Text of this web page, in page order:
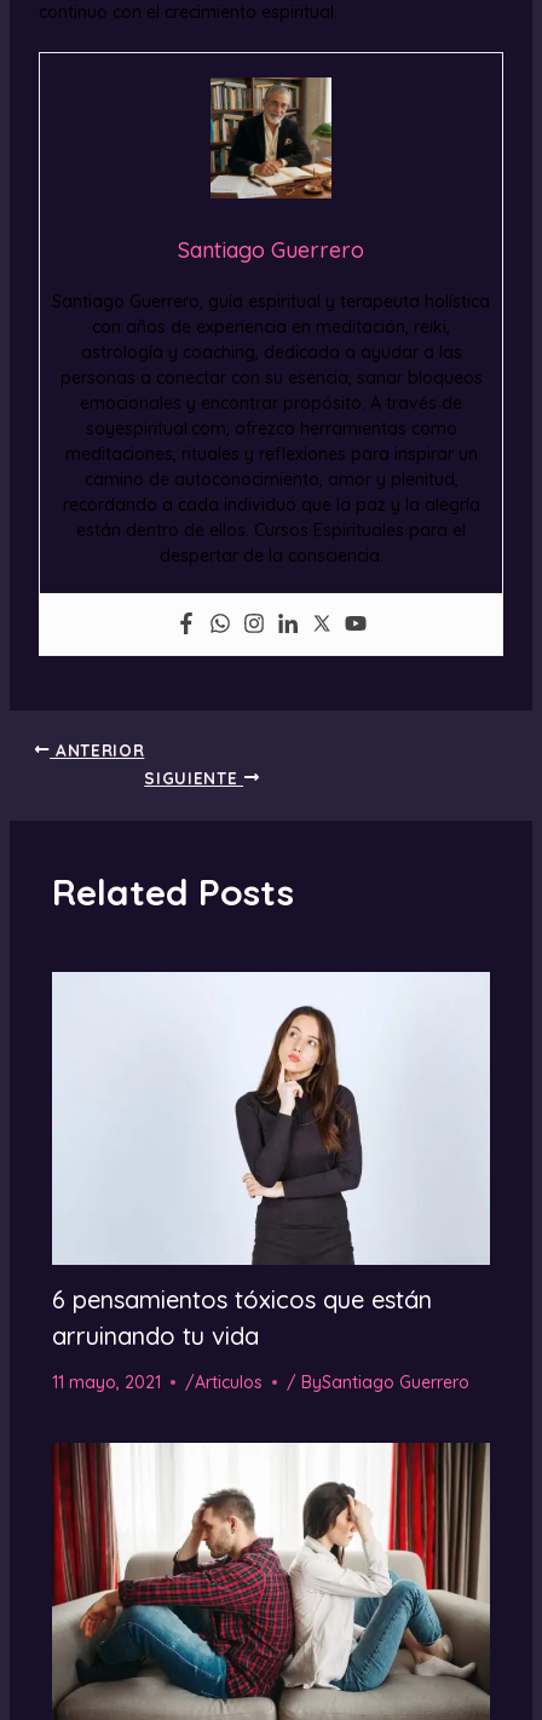
continuo con el crecimiento espiritual.
Santiago Guerrero
Santiago Guerrero, guía espiritual y terapeuta holística
con años de experiencia en meditación, reiki,
astrología y coaching, dedicada a ayudar a las
personas a conectar con su esencia, sanar bloqueos
emocionales y encontrar propósito. A través de
soyespiritual.com, ofrezco herramientas como
meditaciones, rituales y reflexiones para inspirar un
camino de autoconocimiento, amor y plenitud,
recordando a cada individuo que la paz y la alegría
están dentro de ellos. Cursos Espirituales para el
despertar de la consciencia.
ANTERIOR
SIGUIENTE
Related Posts
6 pensamientos tóxicos que están
arruinando tu vida
11 mayo, 2021 /Articulos / BySantiago Guerrero